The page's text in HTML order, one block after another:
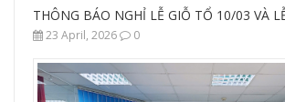
THÔNG BÁO NGHỈ LỄ GIỖ TỔ 10/03 VÀ
23 April, 2026 0